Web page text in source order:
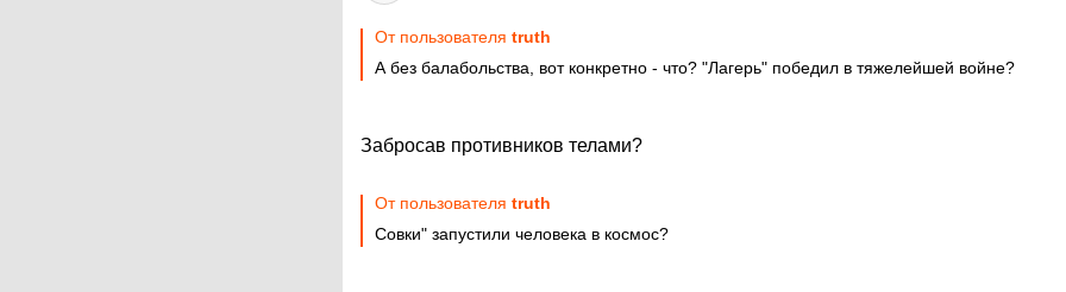
От пользователя truth
А без балабольства, вот конкретно - что? "Лагерь" победил в тяжелейшей войне?
Забросав противников телами?
От пользователя truth
Совки" запустили человека в космос?